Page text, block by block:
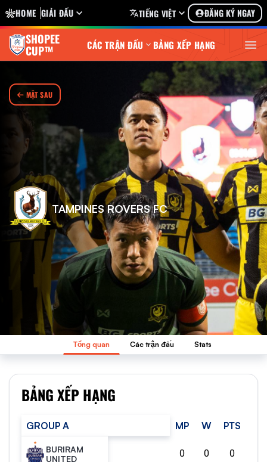
HOME GIẢI ĐẤU TIẾNG VIỆT ĐĂNG KÝ NGAY
SHOPEE
CUP™ CÁC TRẬN ĐẤU BẢNG XẾP HẠNG
MẶT SAU
TAMPINES ROVERS FC
Tổng quan Các trận đấu Stats
BẢNG XẾP HẠNG
GROUP A MP W PTS
BURIRAM
UNITED
0 0 0